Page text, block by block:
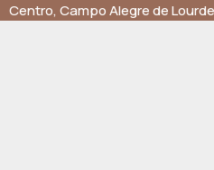
Centro, Campo Alegre de